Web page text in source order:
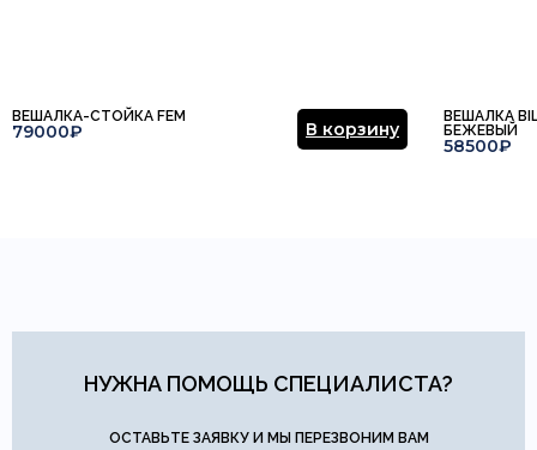
ВЕШАЛКА-СТОЙКА FEM
79000₽ В корзину
ВЕШАЛКА
БЕЖЕВЫЙ
58500₽
НУЖНА ПОМОЩЬ СПЕЦИАЛИСТА?
ОСТАВЬТЕ ЗАЯВКУ И МЫ ПЕРЕЗВОНИМ ВАМ